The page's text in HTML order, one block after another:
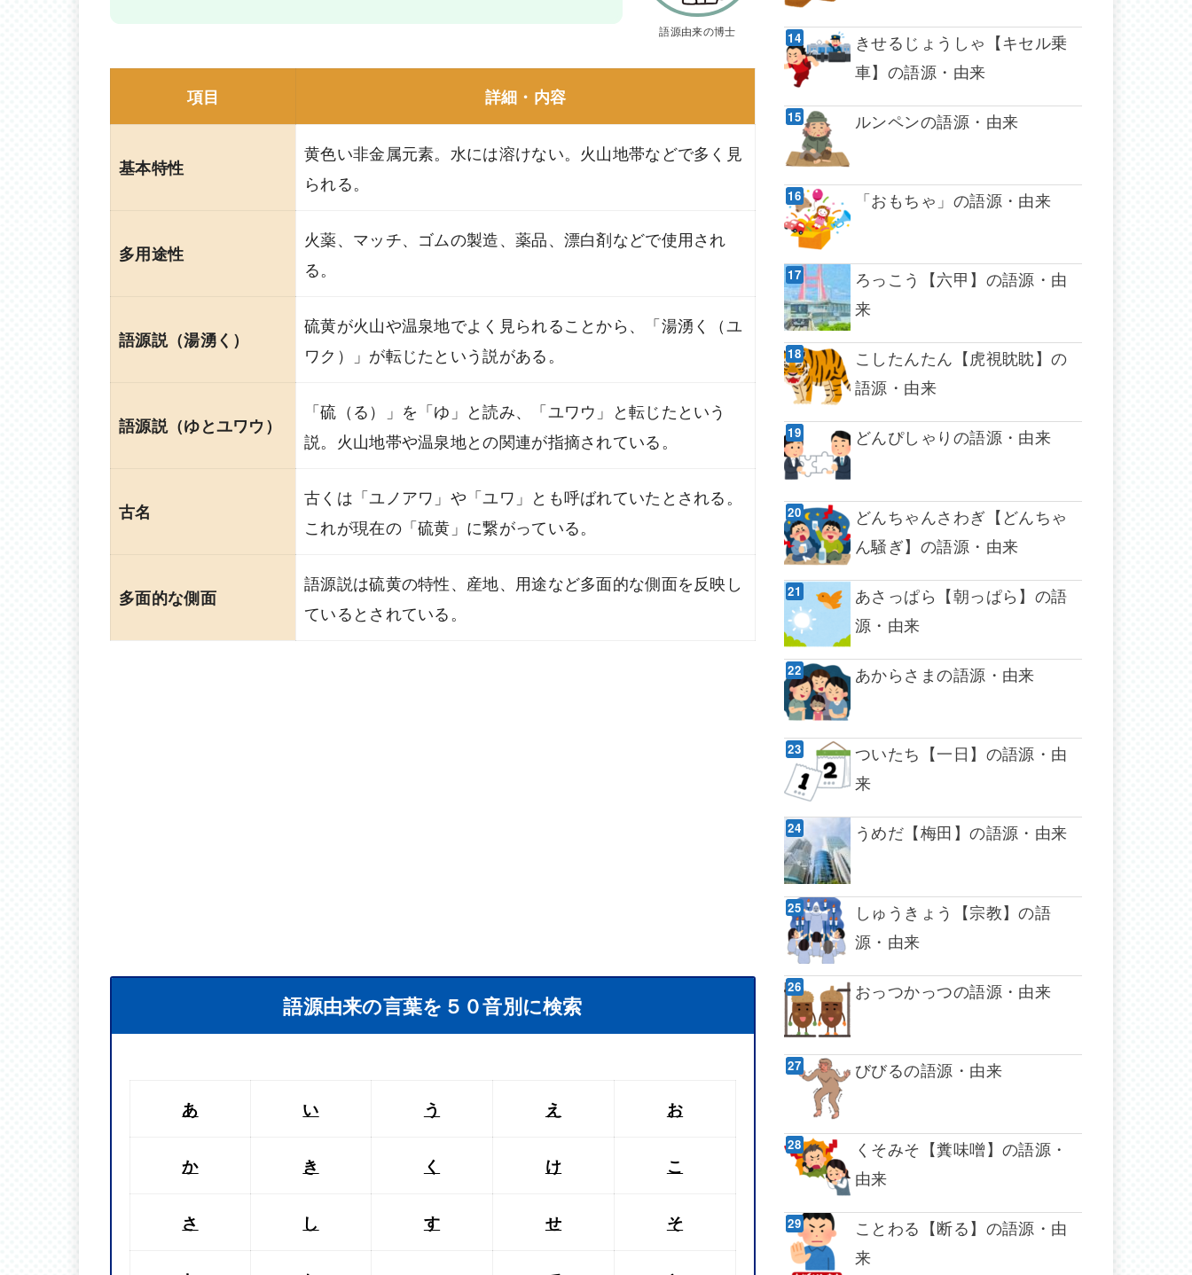
語源由来の博士
項目 詳細・内容
基本特性
黄色い非金属元素。水には溶けない。火山地帯などで多く見
られる。
多用途性
火薬、マッチ、ゴムの製造、薬品、漂白剤などで使用され
る。
語源説（湯湧く）
硫黄が火山や温泉地でよく見られることから、「湯湧く（ユ
ワク）」が転じたという説がある。
語源説（ゆとユワウ）
「硫（る）」を「ゆ」と読み、「ユワウ」と転じたという
説。火山地帯や温泉地との関連が指摘されている。
古名
古くは「ユノアワ」や「ユワ」とも呼ばれていたとされる。
これが現在の「硫黄」に繋がっている。
多面的な側面
語源説は硫黄の特性、産地、用途など多面的な側面を反映し
ているとされている。
語源由来の言葉を５０音別に検索
あ い う え お
か き く け こ
さ し す せ そ
きせるじょうしゃ【キセル乗
車】の語源・由来
ルンペンの語源・由来
「おもちゃ」の語源・由来
ろっこう【六甲】の語源・由
来
こしたんたん【虎視眈眈】の
語源・由来
どんぴしゃりの語源・由来
どんちゃんさわぎ【どんちゃ
ん騒ぎ】の語源・由来
あさっぱら【朝っぱら】の語
源・由来
あからさまの語源・由来
ついたち【一日】の語源・由
来
うめだ【梅田】の語源・由来
しゅうきょう【宗教】の語
源・由来
おっつかっつの語源・由来
びびるの語源・由来
くそみそ【糞味噌】の語源・
由来
ことわる【断る】の語源・由
来